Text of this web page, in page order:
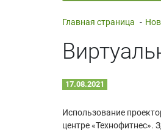
Главная страница -
17.08.2021
Использование
центре «Технофитнес».